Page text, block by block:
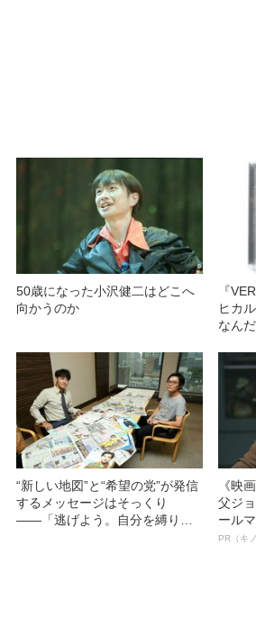
50歳になった小沢健二はどこへ
向かうのか
『
ヒカ
なん
“新しい地図”と“希望の党”が発信
するメッセージはそっくり
――「逃げよう。自分を縛りつ
《映
父ジ
ール
ルイ
PR（キ